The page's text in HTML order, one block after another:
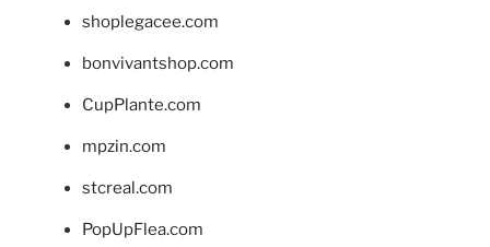
shoplegacee.com
bonvivantshop.com
CupPlante.com
mpzin.com
stcreal.com
PopUpFlea.com